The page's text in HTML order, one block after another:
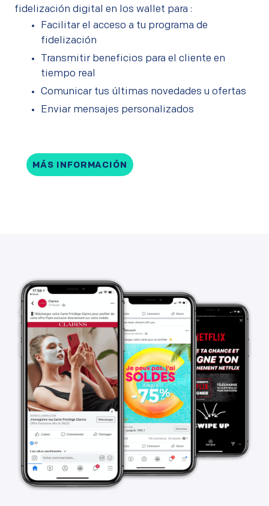
fidelización digital en los wallet para :
Facilitar el acceso a tu programa de
fidelización
Transmitir beneficios para el cliente en
tiempo real
Comunicar tus últimas novedades u ofertas
Enviar mensajes personalizados
MÁS INFORMACIÓN